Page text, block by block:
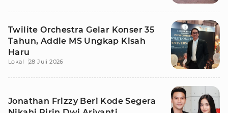
Twilite Orchestra Gelar Konser 35
Tahun, Addie MS Ungkap Kisah
Haru
Lokal 28 Juli 2026
Jonathan Frizzy Beri Kode Segera